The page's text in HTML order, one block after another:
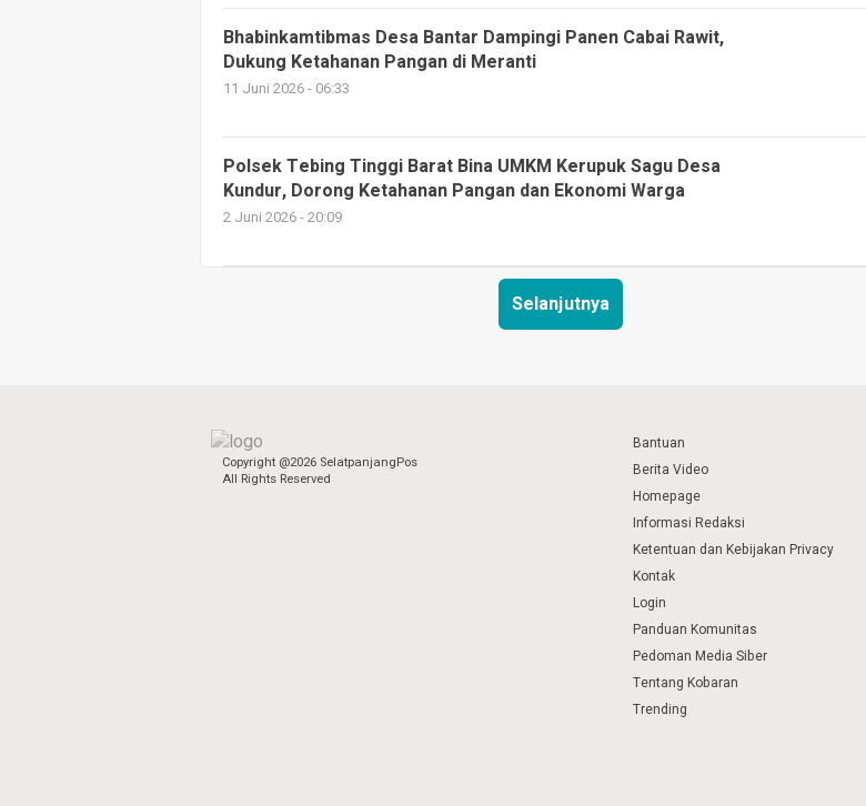
Bhabinkamtibmas Desa Bantar Dampingi Panen Cabai Rawit,
Dukung Ketahanan Pangan di Meranti
11 Juni 2026 - 06:33
Polsek Tebing Tinggi Barat Bina UMKM Kerupuk Sagu Desa
Kundur, Dorong Ketahanan Pangan dan Ekonomi Warga
2 Juni 2026 - 20:09
Selanjutnya
Copyright @2026 SelatpanjangPos
All Rights Reserved
Bantuan
Berita Video
Homepage
Informasi Redaksi
Ketentuan dan Kebijakan Privacy
Kontak
Login
Panduan Komunitas
Pedoman Media Siber
Tentang Kobaran
Trending